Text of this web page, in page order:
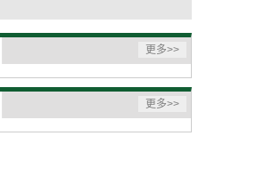
更多>>
更多>>